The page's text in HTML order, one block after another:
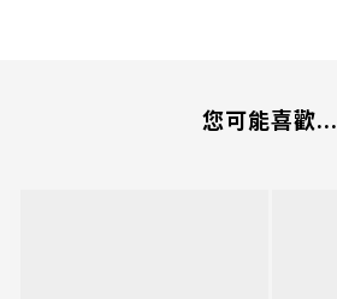
您可能喜歡...